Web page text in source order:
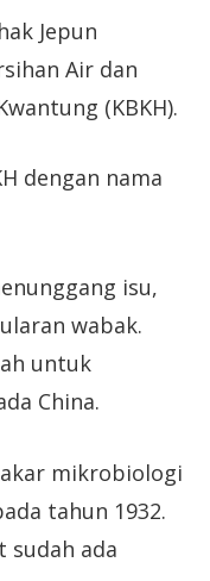
Jepun
Air dan
(KBKH).
dengan nama
isu,
wabak.
untuk
China.
mikrobiologi
tahun 1932.
sudah ada